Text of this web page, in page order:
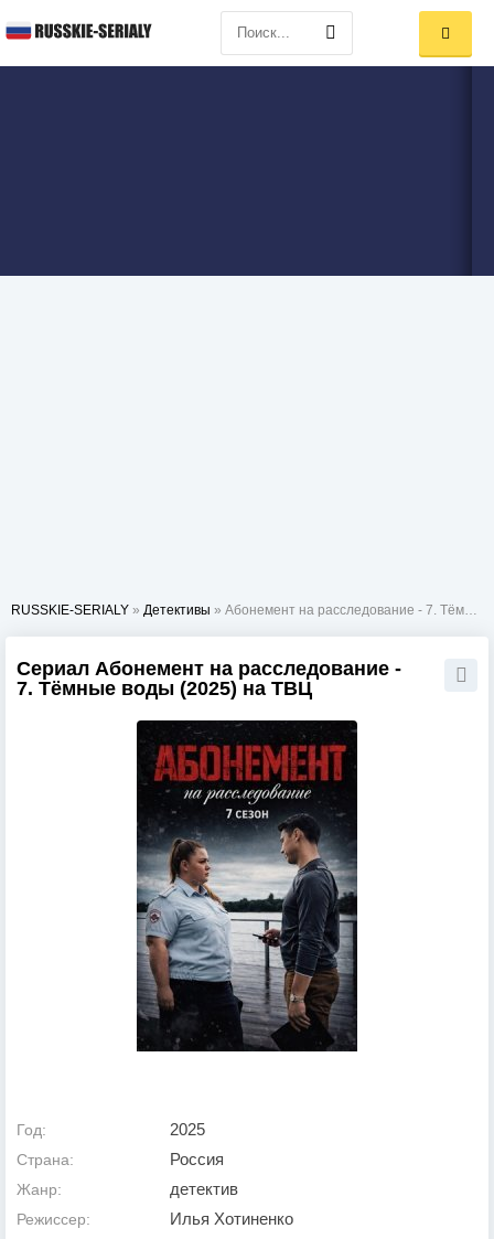
RUSSKIE-SERIALY » Детективы » Абонемент на расследование - 7. Тёмные воды
Сериал Абонемент на расследование -
7. Тёмные воды (2025) на ТВЦ
Год: 2025
Страна: Россия
Жанр: детектив
Режиссер: Илья Хотиненко